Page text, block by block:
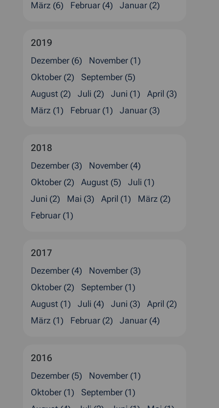
März (6)
Februar (4) Januar (2)
2019
Dezember (6)
November (1)
Oktober (2)
September (5)
August (2)
Juli (2) Juni (1)
April (3)
März (1)
Februar (1) Januar (3)
2018
Dezember (3)
November (4)
Oktober (2)
August (5)
Juli (1)
Juni (2)
Mai (3) April (1)
März (2)
Februar (1)
2017
Dezember (4)
November (3)
Oktober (2)
September (1)
August (1)
Juli (4) Juni (3)
April (2)
März (1)
Februar (2) Januar (4)
2016
Dezember (5)
November (1)
Oktober (1)
September (1)